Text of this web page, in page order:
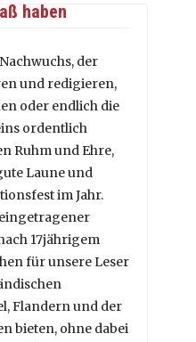
haben
der
und redigieren,
oder endlich die
ordentlich
Ruhm und Ehre,
Laune und
im Jahr.
17jährigem
für unsere Leser
Flandern und der
bieten, ohne dabei